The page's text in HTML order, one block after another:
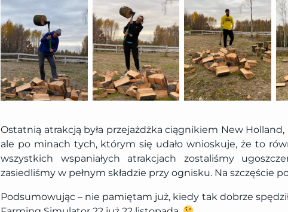
Ostatnią atrakcją była przejażdżka ciągnikiem New Holland,
ale po minach tych, którym się udało wnioskuje, że to
wszystkich wspaniałych atrakcjach zostaliśmy
zasiedliśmy w pełnym składzie przy ognisku. Na szczęście
Podsumowując – nie pamiętam już, kiedy tak dobrze